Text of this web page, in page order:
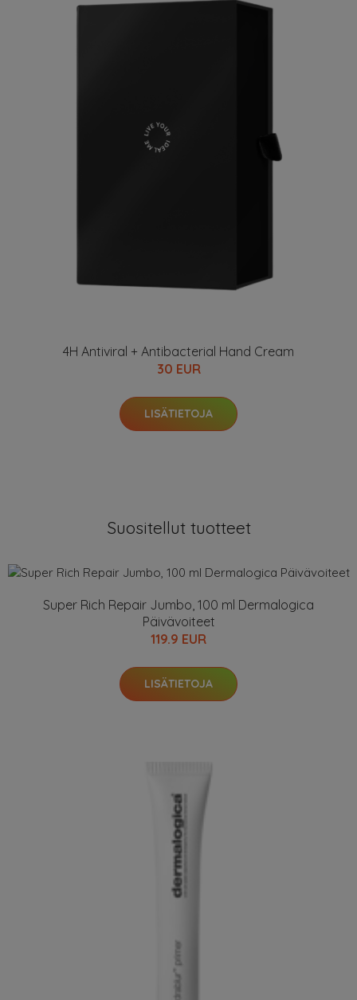
4H Antiviral + Antibacterial Hand Cream
30 EUR
LISÄTIETOJA
Suositellut tuotteet
Super Rich Repair Jumbo, 100 ml Dermalogica
Päivävoiteet
119.9 EUR
LISÄTIETOJA